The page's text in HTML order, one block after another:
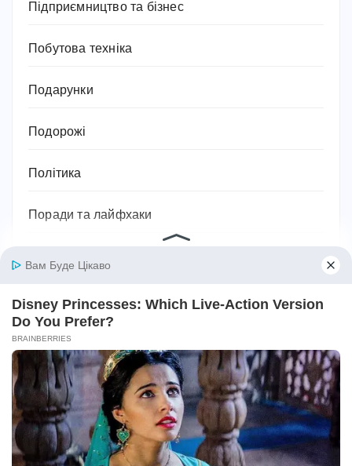
Підприємництво та бізнес
Побутова техніка
Подарунки
Подорожі
Політика
Поради та лайфхаки
Право
Приватна власність
Привітання
Прикмети та сни